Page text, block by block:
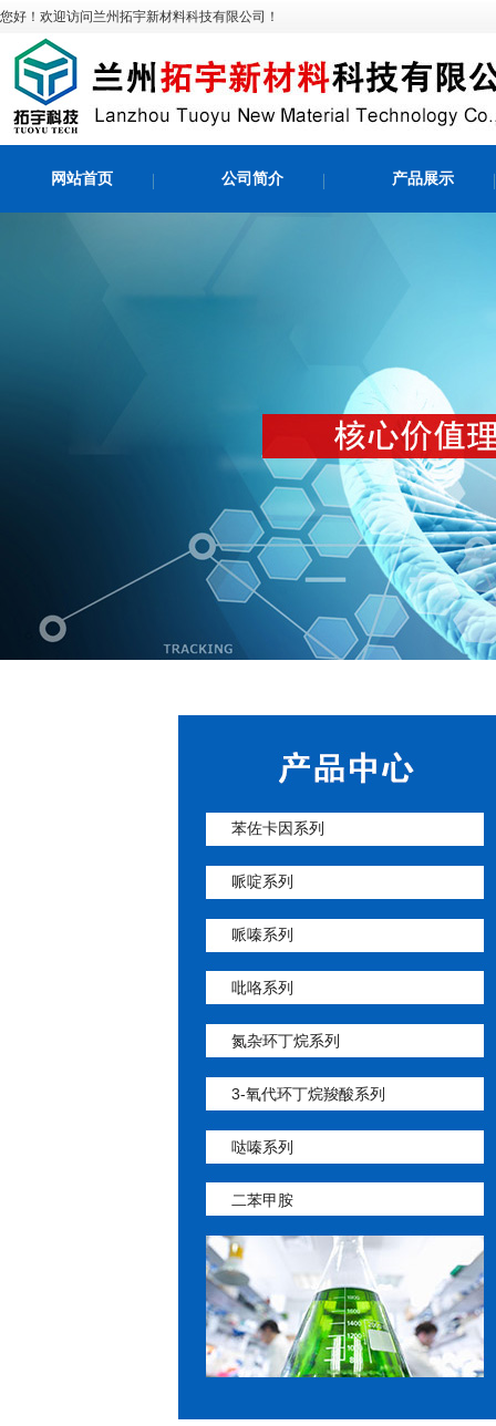
您好！欢迎访问兰州拓宇新材料科技有限公司！
网站首页 公司简介 产品展示
苯佐卡因系列
哌啶系列
哌嗪系列
吡咯系列
氮杂环丁烷系列
3-氧代环丁烷羧酸系列
哒嗪系列
二苯甲胺